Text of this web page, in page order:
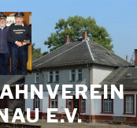
E.V.